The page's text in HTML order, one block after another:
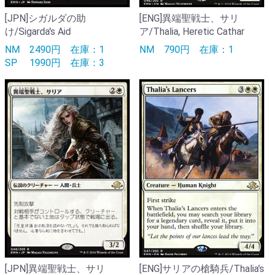
[JPN]シガルダの助
け/Sigarda's Aid
NM 2490円 在庫：1
SP
1990円 在庫：3
[ENG]異端聖戦士、サリ
ア/Thalia, Heretic Cathar
NM 790円 在庫：1
[JPN]異端聖戦士、サリ
[ENG]サリアの槍騎兵/Thalia's